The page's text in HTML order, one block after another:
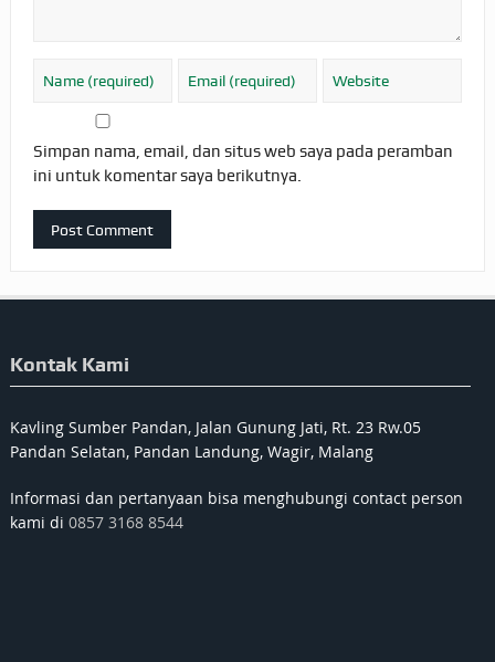
Simpan nama, email, dan situs web saya pada peramban
ini untuk komentar saya berikutnya.
Kontak Kami
Kavling Sumber Pandan, Jalan Gunung Jati, Rt. 23 Rw.05
Pandan Selatan, Pandan Landung, Wagir, Malang
Informasi dan pertanyaan bisa menghubungi contact person
kami di 0857 3168 8544